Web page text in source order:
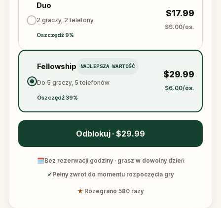
Duo
2 graczy, 2 telefony
Oszczędź 9%
$17.99
$9.00/os.
Fellowship NAJLEPSZA WARTOŚĆ
Do 5 graczy, 5 telefonów
Oszczędź 39%
$29.99
$6.00/os.
Odblokuj · $29.99
🗓Bez rezerwacji godziny · grasz w dowolny dzień
✓Pełny zwrot do momentu rozpoczęcia gry
★ Rozegrano 580 razy